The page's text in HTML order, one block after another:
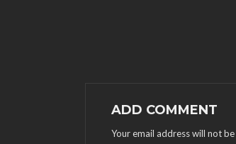
ADD COMMENT
Your email address will not